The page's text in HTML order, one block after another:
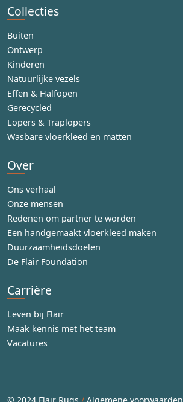
Collecties
Buiten
Ontwerp
Kinderen
Natuurlijke vezels
Effen & Halfopen
Gerecycled
Lopers & Traplopers
Wasbare vloerkleed en matten
Over
Ons verhaal
Onze mensen
Redenen om partner te worden
Een handgemaakt vloerkleed maken
Duurzaamheidsdoelen
De Flair Foundation
Carrière
Leven bij Flair
Maak kennis met het team
Vacatures